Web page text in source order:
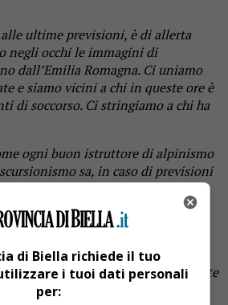
ultime previsioni, è di allerta
negli occhi le immagini di
dall’Emilia Romagna. Ci uniamo
e siamo vicini a chi in queste ore è
di soccorso. Ci stringiamo a chi ha
ogni buon istruttore di alpinismo
sa, in caso di previsioni
pronti alla rinuncia. E così, a
a ridimensionare il programma
avevamo previsto dal 19 al 21
in piazza Duomo con la parete
dell’artigianato e dei produttori
di Biella richiede il tuo
i tuoi dati personali
per: